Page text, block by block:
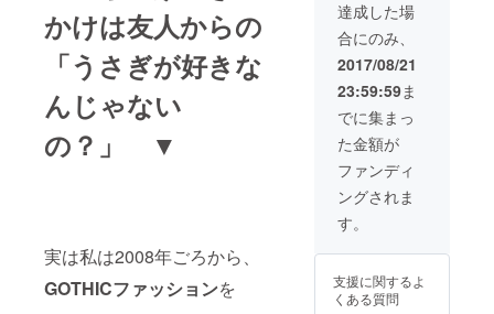
かけは友人からの
「うさぎが好きな
んじゃない
の？」 ▼
実は私は2008年ごろから、
GOTHICファッションを
hen‐正
規取扱
店とし
て、
HP、
SNSに
てご紹
介、告
知をさ
せてい
ただき
ます。
ざいま
ご連絡
くださ
達成した場
合にのみ、
2017/08/21
23:59:59ま
でに集まっ
た金額が
ファンディ
ングされま
す。
支援に関するよ
くある質問